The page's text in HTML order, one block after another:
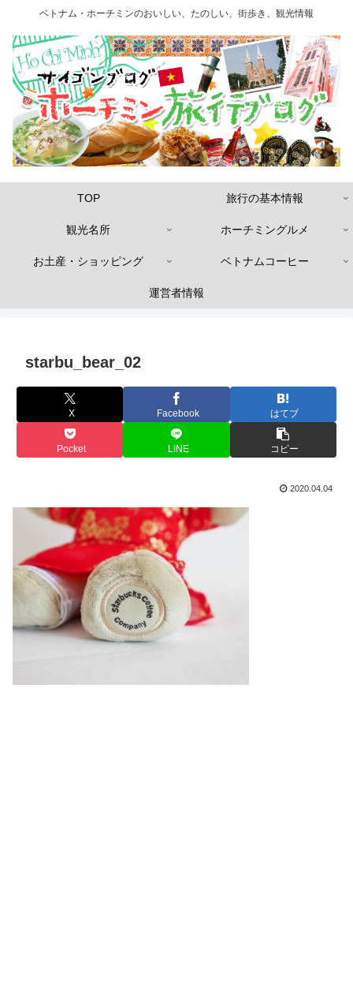
ベトナム・ホーチミンのおいしい、たのしい、街歩き、観光情報
TOP 旅行の基本情報
観光名所 ホーチミングルメ
お土産・ショッピング ベトナムコーヒー
運営者情報
starbu_bear_02
X Facebook はてブ
Pocket LINE コピー
2020.04.04